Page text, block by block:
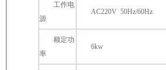
工作电
源
AC220V 50Hz/60Hz
额定功
率
6kw